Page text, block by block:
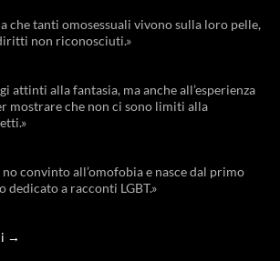
che tanti omosessuali vivono sulla loro pelle,
non riconosciuti.»
attinti alla fantasia, ma anche all’esperienza
mostrare che non ci sono limiti alla
convinto all’omofobia e nasce dal primo
a racconti LGBT.»
→